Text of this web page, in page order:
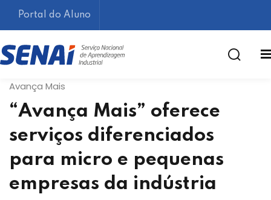
Portal do Aluno
Avança Mais
“Avança Mais” oferece
serviços diferenciados
para micro e pequenas
empresas da indústria
Lembrar-me Esqueceu sua senha?